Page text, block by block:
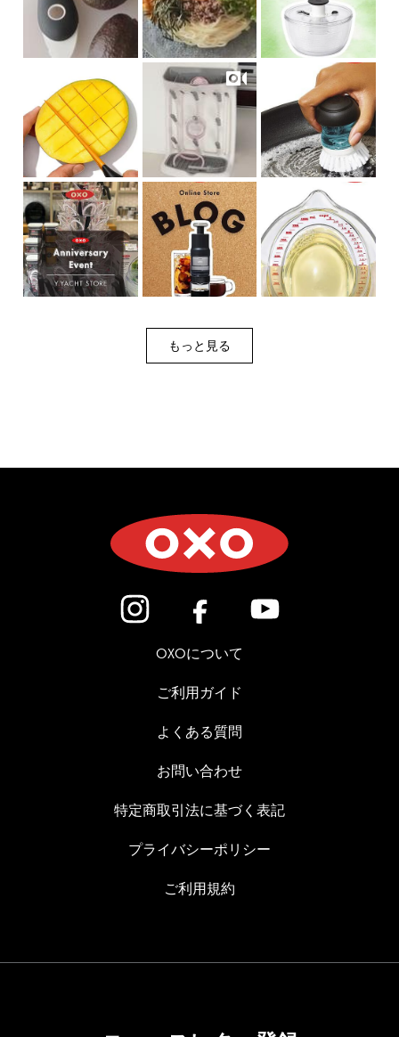
もっと見る
OXOについて
ご利用ガイド
よくある質問
お問い合わせ
特定商取引法に基づく表記
プライバシーポリシー
ご利用規約